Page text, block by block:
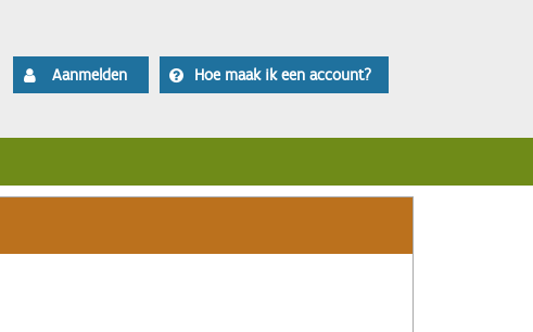
Aanmelden Hoe maak ik een account?